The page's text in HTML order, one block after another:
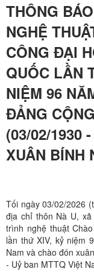
THÔNG
NGHỆ
CÔNG ĐẠI
QUỐC LẦN
NIỆM 96
ĐẢNG
(03/02/1930
XUÂN BÍNH
Tối ngày 03/02/2026
địa chỉ thôn Nà U,
trình nghệ thuật
lần thứ XIV, kỷ niệm
Nam và chào đón
- Uỷ ban MTTQ Việt